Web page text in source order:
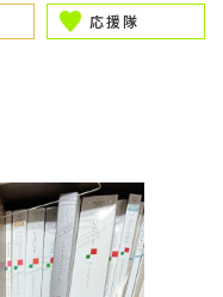
応援隊